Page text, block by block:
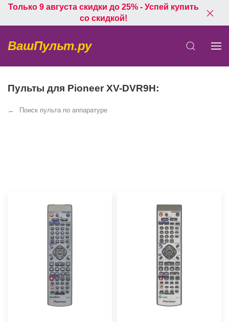
Только 9 августа скидки до 25% - Успей купить
со скидкой!
ВашПульт.ру
Пульты для Pioneer XV-DVR9H:
Поиск пульта по аппаратуре